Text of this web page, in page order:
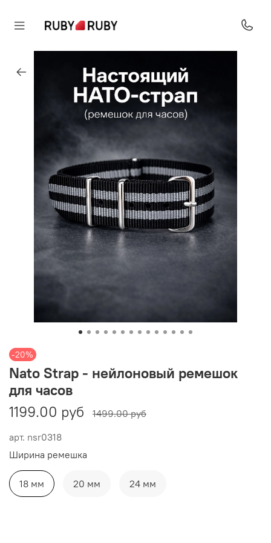
-20%
арт. nsr0318
Nato Strap - нейлоновый ремешок
для часов
1199.00 руб
1499.00 руб
Ширина ремешка
18 мм 20 мм 24 мм